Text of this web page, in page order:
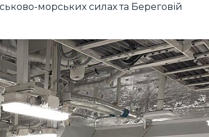
морських силах та Береговій